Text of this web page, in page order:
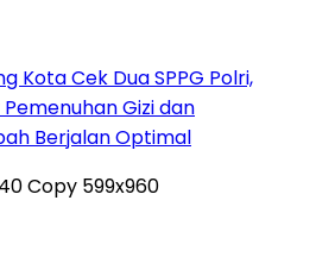
Kota Cek Dua SPPG Polri,
Gizi dan
Berjalan Optimal